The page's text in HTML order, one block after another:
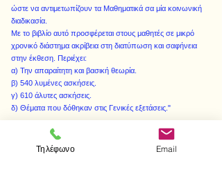
ώστε να αντιμετωπίζουν τα Μαθηματικά σα μία κοινωνική
διαδικασία.
Με το βιβλίο αυτό προσφέρεται στους μαθητές σε μικρό
χρονικό διάστημα ακρίβεια στη διατύπωση και σαφήνεια
στην έκθεση. Περιέχει:
α) Την απαραίτητη και βασική θεωρία.
β) 540 λυμένες ασκήσεις.
γ) 610 άλυτες ασκήσεις.
δ) Θέματα που δόθηκαν στις Γενικές εξετάσεις."
Τηλέφωνο Email